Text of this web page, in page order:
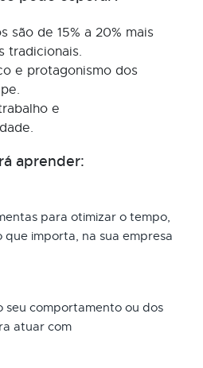
são de 15% a 20% mais
tradicionais.
e protagonismo dos
e
aprender:
para otimizar o tempo,
importa, na sua empresa
seu comportamento ou dos
atuar com